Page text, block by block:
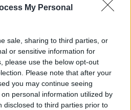
My Personal
sale, sharing to third parties, or
or sensitive information for
please use the below opt-out
Please note that after your
you may continue seeing
personal information utilized by
disclosed to third parties prior to
11/2025
δεν μπορεί
είσαι»